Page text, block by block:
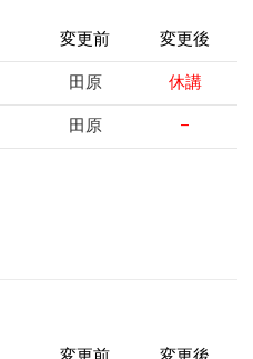
変更前 変更後
田原 休講
田原 –